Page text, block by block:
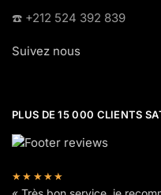
☎️​ +212 524 392 839
Suivez nous
PLUS DE 15 000 CLIENTS
★★★★★